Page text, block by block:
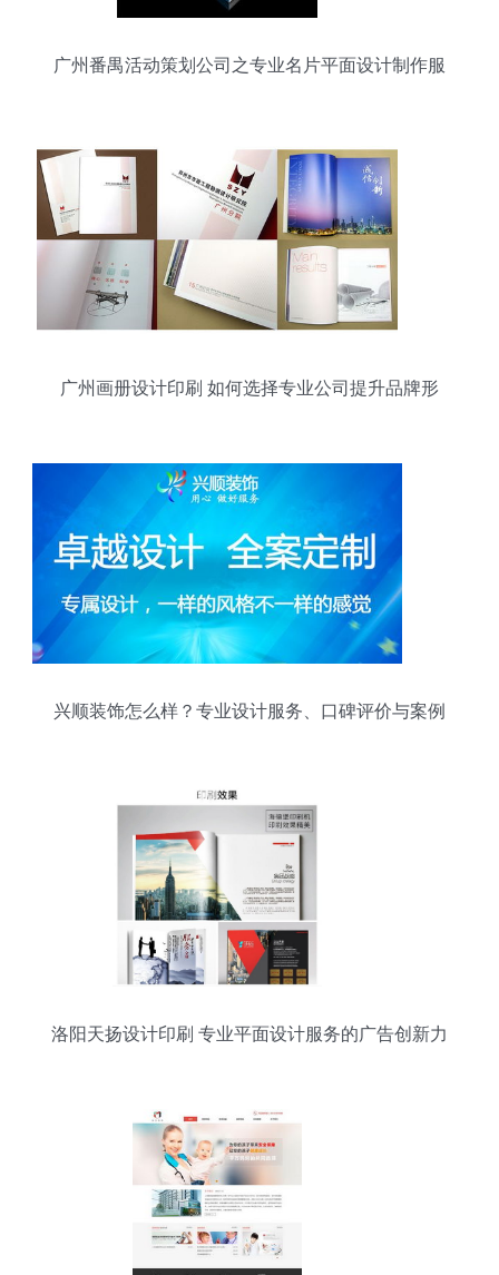
广州番禺活动策划公司之专业名片平面设计制作服
广州画册设计印刷 如何选择专业公司提升品牌形
兴顺装饰怎么样？专业设计服务、口碑评价与案例
洛阳天扬设计印刷 专业平面设计服务的广告创新力